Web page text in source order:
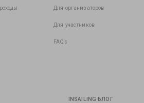
Для организаторов
Для участников
FAQs
INSAILING БЛОГ